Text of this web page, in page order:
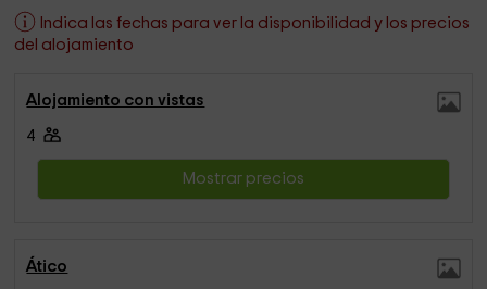
Indica las fechas para ver la disponibilidad y los precios
del alojamiento
Alojamiento con vistas
4
Mostrar precios
Ático